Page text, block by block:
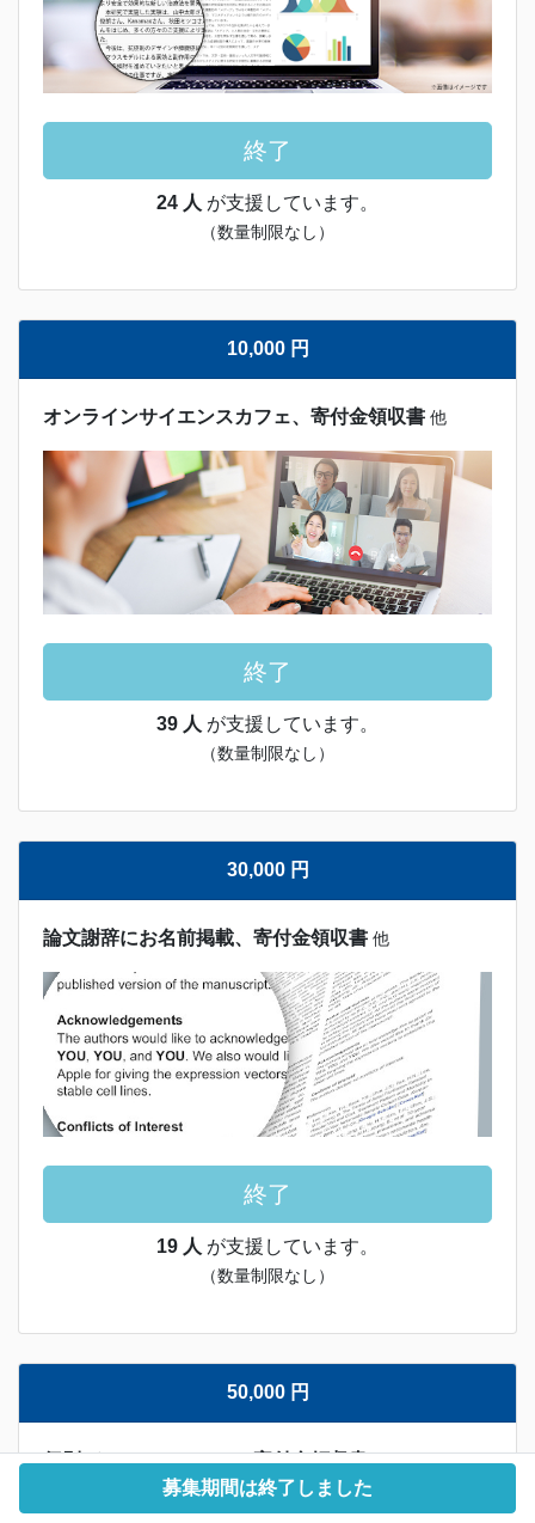
終了
24 人 が支援しています。
（数量制限なし）
10,000 円
オンラインサイエンスカフェ、寄付金領収書 他
終了
39 人 が支援しています。
（数量制限なし）
30,000 円
論文謝辞にお名前掲載、寄付金領収書 他
終了
19 人 が支援しています。
（数量制限なし）
50,000 円
個別ディスカッション、寄付金領収書 他
募集期間は終了しました